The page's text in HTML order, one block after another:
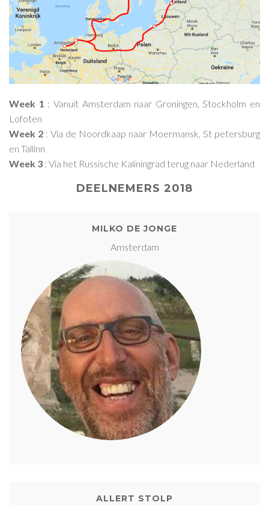
Week 1 : Vanuit Amsterdam naar Groningen, Stockholm en
Lofoten
Week 2 : Via de Noordkaap naar Moermansk, St petersburg
en Tallinn
Week 3 : Via het Russische Kaliningrad terug naar Nederland
DEELNEMERS 2018
MILKO DE JONGE
Amsterdam
ALLERT STOLP